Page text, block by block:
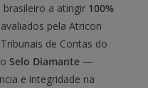
a atingir 100%
pela Atricon
de Contas do
Selo Diamante —
e integridade na